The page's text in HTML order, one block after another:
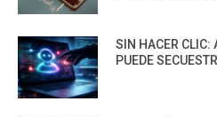
SIN HACER CLIC:
PUEDE